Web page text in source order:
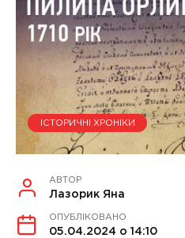
ІСТОРИЧНІ ХРОНІКИ
АВТОР
Лазорик Яна
ОПУБЛІКОВАНО
05.04.2024 о 14:10